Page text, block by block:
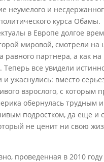
неумелого и
курса Обамы.
в Европе долгое
мировой, смотрели на
равного партнера, а как
Теперь все увидели
ужаснулись: вместо
взрослого, с которым
обернулась трудным и
подростком, да еще и
не ценит ни свою
проведенная в 2010